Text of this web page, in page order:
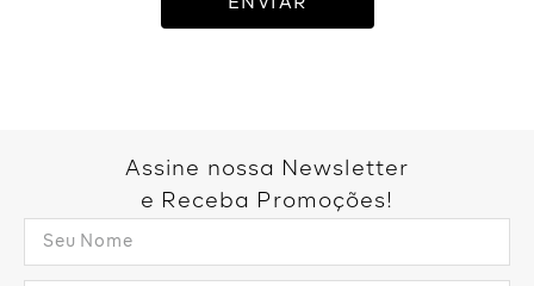
Assine nossa Newsletter
e Receba Promoções!